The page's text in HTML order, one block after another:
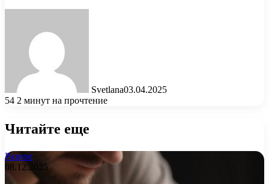
Svetlana03.04.2025
54 2 минут на прочтение
Читайте еще
Разное
08.12.2025